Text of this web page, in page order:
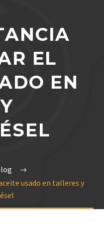
EL
EN
usado en talleres y